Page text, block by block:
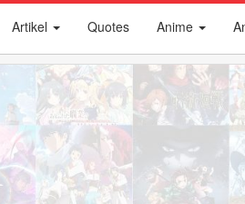
Artikel Quotes Anime